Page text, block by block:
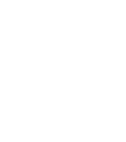
coin de la